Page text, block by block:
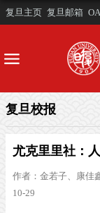
复旦主页 复旦邮箱
复旦校报
尤克里里社：
作者： 金若子、康佳
10-29